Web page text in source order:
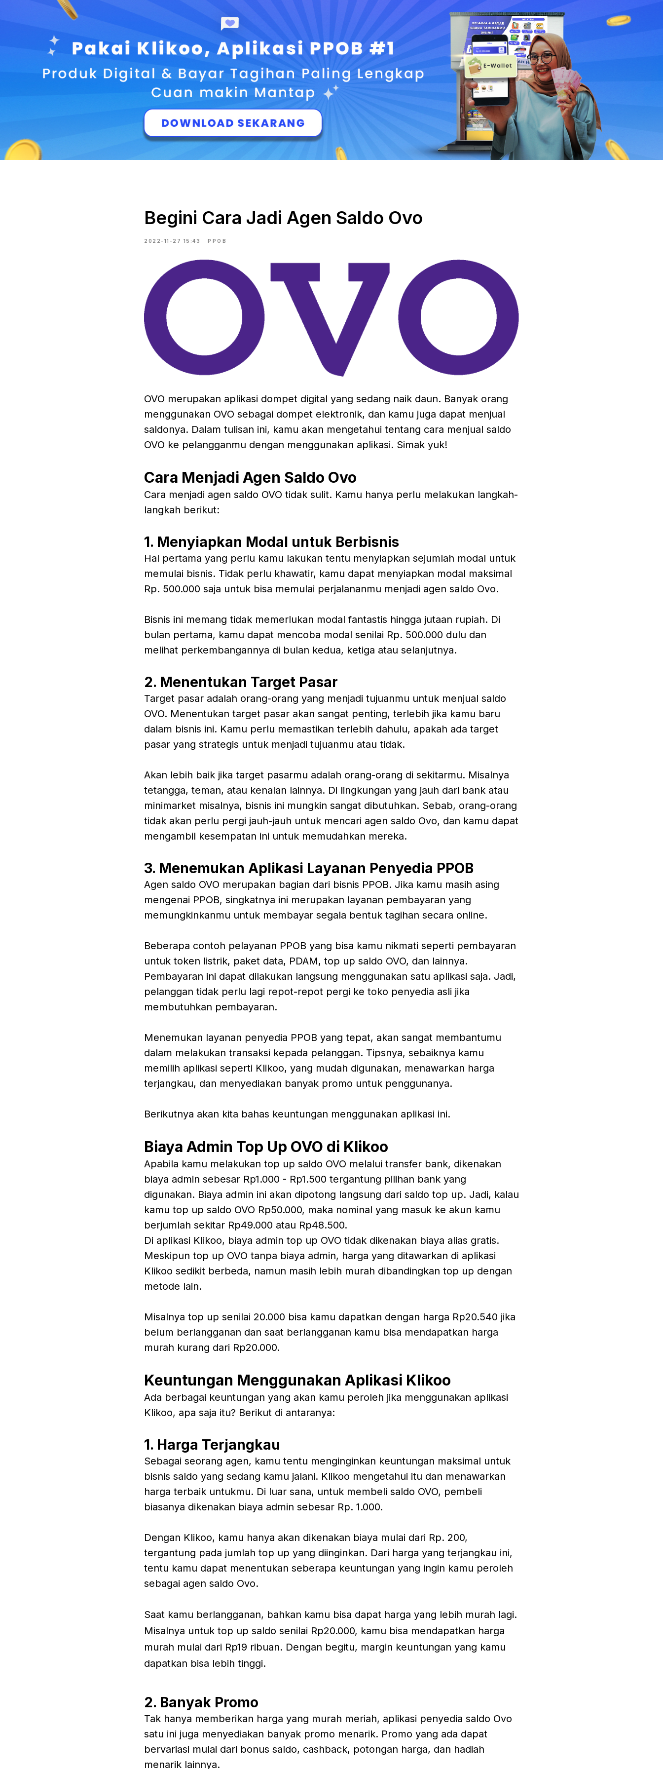
Begini Cara Jadi Agen Saldo Ovo
2022-11-27 15:43 PPOB
OVO merupakan aplikasi dompet digital yang sedang naik daun. Banyak orang
menggunakan OVO sebagai dompet elektronik, dan kamu juga dapat menjual
saldonya. Dalam tulisan ini, kamu akan mengetahui tentang cara menjual saldo
OVO ke pelangganmu dengan menggunakan aplikasi. Simak yuk!
Cara Menjadi Agen Saldo Ovo
Cara menjadi agen saldo OVO tidak sulit. Kamu hanya perlu melakukan langkah-
langkah berikut:
1. Menyiapkan Modal untuk Berbisnis
Hal pertama yang perlu kamu lakukan tentu menyiapkan sejumlah modal untuk
memulai bisnis. Tidak perlu khawatir, kamu dapat menyiapkan modal maksimal
Rp. 500.000 saja untuk bisa memulai perjalananmu menjadi agen saldo Ovo.
Bisnis ini memang tidak memerlukan modal fantastis hingga jutaan rupiah. Di
bulan pertama, kamu dapat mencoba modal senilai Rp. 500.000 dulu dan
melihat perkembangannya di bulan kedua, ketiga atau selanjutnya.
2. Menentukan Target Pasar
Target pasar adalah orang-orang yang menjadi tujuanmu untuk menjual saldo
OVO. Menentukan target pasar akan sangat penting, terlebih jika kamu baru
dalam bisnis ini. Kamu perlu memastikan terlebih dahulu, apakah ada target
pasar yang strategis untuk menjadi tujuanmu atau tidak.
Akan lebih baik jika target pasarmu adalah orang-orang di sekitarmu. Misalnya
tetangga, teman, atau kenalan lainnya. Di lingkungan yang jauh dari bank atau
minimarket misalnya, bisnis ini mungkin sangat dibutuhkan. Sebab, orang-orang
tidak akan perlu pergi jauh-jauh untuk mencari agen saldo Ovo, dan kamu dapat
mengambil kesempatan ini untuk memudahkan mereka.
3. Menemukan Aplikasi Layanan Penyedia PPOB
Agen saldo OVO merupakan bagian dari bisnis PPOB. Jika kamu masih asing
mengenai PPOB, singkatnya ini merupakan layanan pembayaran yang
memungkinkanmu untuk membayar segala bentuk tagihan secara online.
Beberapa contoh pelayanan PPOB yang bisa kamu nikmati seperti pembayaran
untuk token listrik, paket data, PDAM, top up saldo OVO, dan lainnya.
Pembayaran ini dapat dilakukan langsung menggunakan satu aplikasi saja. Jadi,
pelanggan tidak perlu lagi repot-repot pergi ke toko penyedia asli jika
membutuhkan pembayaran.
Menemukan layanan penyedia PPOB yang tepat, akan sangat membantumu
dalam melakukan transaksi kepada pelanggan. Tipsnya, sebaiknya kamu
memilih aplikasi seperti Klikoo, yang mudah digunakan, menawarkan harga
terjangkau, dan menyediakan banyak promo untuk penggunanya.
Berikutnya akan kita bahas keuntungan menggunakan aplikasi ini.
Biaya Admin Top Up OVO di Klikoo
Apabila kamu melakukan top up saldo OVO melalui transfer bank, dikenakan
biaya admin sebesar Rp1.000 - Rp1.500 tergantung pilihan bank yang
digunakan. Biaya admin ini akan dipotong langsung dari saldo top up. Jadi, kalau
kamu top up saldo OVO Rp50.000, maka nominal yang masuk ke akun kamu
berjumlah sekitar Rp49.000 atau Rp48.500.
Di aplikasi Klikoo, biaya admin top up OVO tidak dikenakan biaya alias gratis.
Meskipun top up OVO tanpa biaya admin, harga yang ditawarkan di aplikasi
Klikoo sedikit berbeda, namun masih lebih murah dibandingkan top up dengan
metode lain.
Misalnya top up senilai 20.000 bisa kamu dapatkan dengan harga Rp20.540 jika
belum berlangganan dan saat berlangganan kamu bisa mendapatkan harga
murah kurang dari Rp20.000.
Keuntungan Menggunakan Aplikasi Klikoo
Ada berbagai keuntungan yang akan kamu peroleh jika menggunakan aplikasi
Klikoo, apa saja itu? Berikut di antaranya:
1. Harga Terjangkau
Sebagai seorang agen, kamu tentu menginginkan keuntungan maksimal untuk
bisnis saldo yang sedang kamu jalani. Klikoo mengetahui itu dan menawarkan
harga terbaik untukmu. Di luar sana, untuk membeli saldo OVO, pembeli
biasanya dikenakan biaya admin sebesar Rp. 1.000.
Dengan Klikoo, kamu hanya akan dikenakan biaya mulai dari Rp. 200,
tergantung pada jumlah top up yang diinginkan. Dari harga yang terjangkau ini,
tentu kamu dapat menentukan seberapa keuntungan yang ingin kamu peroleh
sebagai agen saldo Ovo.
Saat kamu berlangganan, bahkan kamu bisa dapat harga yang lebih murah lagi.
Misalnya untuk top up saldo senilai Rp20.000, kamu bisa mendapatkan harga
murah mulai dari Rp19 ribuan. Dengan begitu, margin keuntungan yang kamu
dapatkan bisa lebih tinggi.
2. Banyak Promo
Tak hanya memberikan harga yang murah meriah, aplikasi penyedia saldo Ovo
satu ini juga menyediakan banyak promo menarik. Promo yang ada dapat
bervariasi mulai dari bonus saldo, cashback, potongan harga, dan hadiah
menarik lainnya.